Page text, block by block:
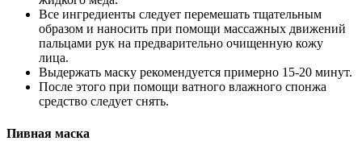
Все ингредиенты следует перемешать тщательным
образом и наносить при помощи массажных движений
пальцами рук на предварительно очищенную кожу
лица.
Выдержать маску рекомендуется примерно 15-20 минут.
После этого при помощи ватного влажного спонжа
средство следует снять.
Пивная маска